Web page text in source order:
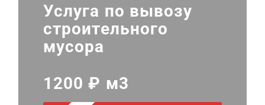
Услуга по вывозу
строительного
мусора
1200 ₽ м3